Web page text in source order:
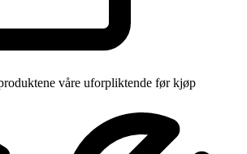
våre uforpliktende før kjøp